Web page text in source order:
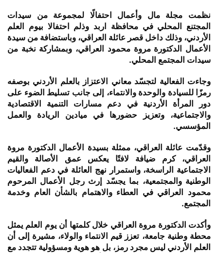
نظمت مجلة مال وأعمال احتفالًا لمجموعة من سيدات
المجتنع المحلي في محافظة اربد وذلم احتفالا بيوم العلم
الأردني، وذلك داخل قصر عائلة العراقي، وباستضافة من سيدة
الأعمال الدكتورة مروة محمود العراقي، وبمشاركة نخبة من
سيدات المجتمع المحلي.
وجاءت الفعالية لتجسّد معاني الاعتزاز بالعلم الأردني بوصفه
رمزًا للسيادة والوحدة والانتماء، إلى جانب تسليط الضوء على
دور المرأة الأردنية في دعم مسارات التنمية الاقتصادية
والاجتماعية، وتعزيز حضورها في ميادين الريادة والعمل
المؤسسي.
وقدّمت عائلة العراقي، ممثلة بسيدة الأعمال الدكتورة مروة
العراقي، كرم ضيافة لافتًا يعكس عمق الأصالة والقيم
الاجتماعية الراسخة، واستمرار نهج العائلة في دعم الفعاليات
الوطنية والمجتمعية، بما يجسّد إرث رجل الأعمال المرحوم
محمود العراقي في العطاء والاهتمام بالشأن العام وخدمة
المجتمع.
وأكدت الدكتورة مروة العراقي خلال كلمتها أن يوم العلم يمثل
محطة وطنية جامعة، تعزز قيم الانتماء والولاء، مشيرة إلى أن
العلم الأردني ليس مجرد رمز، بل هو هوية ومسؤولية تتجدد مع